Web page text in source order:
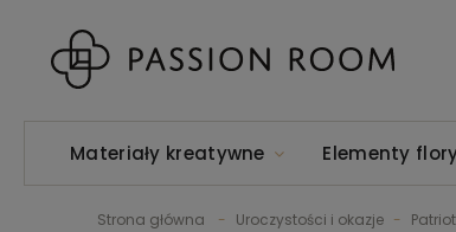
Materiały kreatywne Elementy
Strona główna Uroczystości i okazje